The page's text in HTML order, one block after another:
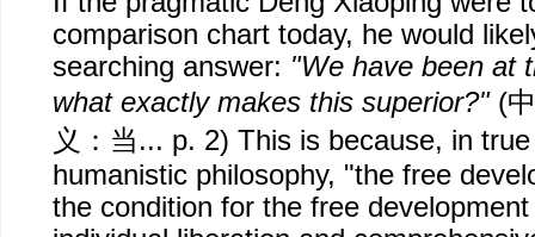
comparison chart today, he would
searching answer: "We have been at
what exactly makes this superior?"(
义：当... p. 2) This is because, in
humanistic philosophy, "the free
the condition for the free